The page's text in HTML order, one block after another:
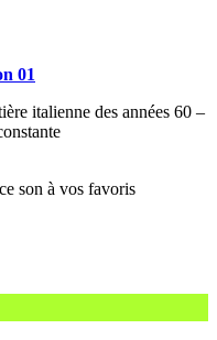
01
italienne des années 60 –